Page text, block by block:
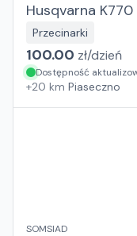
Husqvarna K770
Przecinarki
100.00 zł/dzień
Dostępność
+20 km Piaseczno
SOMSIAD